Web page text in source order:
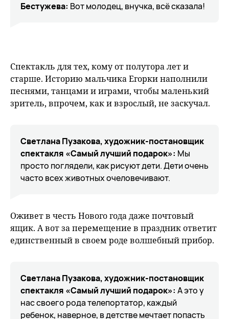
Бестужева: Вот молодец, внучка, всё сказала!
Спектакль для тех, кому от полутора лет и
старше. Историю мальчика Егорки наполнили
песнями, танцами и играми, чтобы маленький
зритель, впрочем, как и взрослый, не заскучал.
Светлана Пузакова, художник-постановщик
спектакля «Самый лучший подарок»: Мы
просто поглядели, как рисуют дети. Дети очень
часто всех животных очеловечивают.
Оживет в честь Нового года даже почтовый
ящик. А вот за перемещение в праздник ответит
единственный в своем роде волшебный прибор.
Светлана Пузакова, художник-постановщик
спектакля «Самый лучший подарок»: А это у
нас своего рода телепортатор, каждый
ребенок, наверное, в детстве мечтает попасть